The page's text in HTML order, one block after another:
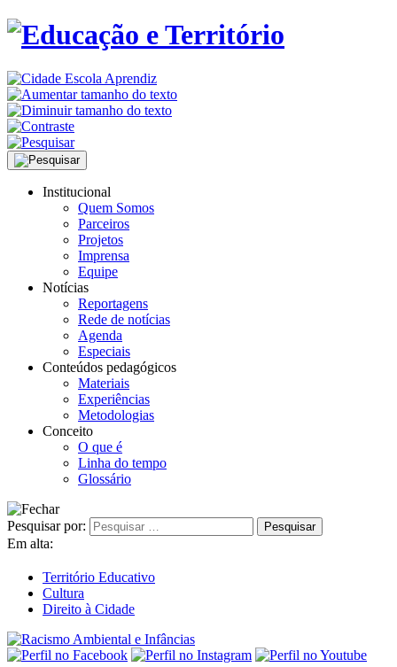
Institucional
Quem Somos
Parceiros
Projetos
Imprensa
Equipe
Notícias
Reportagens
Rede de notícias
Agenda
Especiais
Conteúdos pedagógicos
Materiais
Experiências
Metodologias
Conceito
O que é
Linha do tempo
Glossário
Pesquisar por:
Em alta:
Território Educativo
Cultura
Direito à Cidade